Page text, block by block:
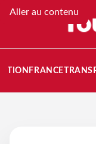
Aller au contenu
FRANCE